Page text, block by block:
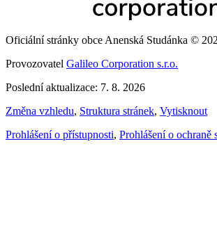
Oficiální stránky obce Anenská Studánka ©
Provozovatel Galileo Corporation s.r.o.
Poslední aktualizace: 7. 8. 2026
Změna vzhledu, Struktura stránek, Vytisknout
Prohlášení o přístupnosti, Prohlášení o ochraně